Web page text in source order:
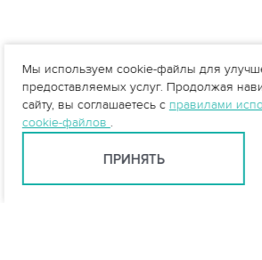
Мы используем cookie-файлы для
предоставляемых услуг. Продолжая
сайту, вы соглашаетесь с правилами
cookie-файлов .
ПРИНЯТЬ